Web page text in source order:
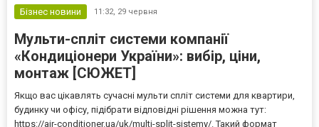
Бізнес новини 11:32, 29 червня
Мульти-спліт системи компанії
«Кондиціонери України»: вибір, ціни,
монтаж [СЮЖЕТ]
Якщо вас цікавлять сучасні мульти спліт системи для квартири,
будинку чи офісу, підібрати відповідні рішення можна тут:
https://air-conditioner.ua/uk/multi-split-sistemy/. Такий формат